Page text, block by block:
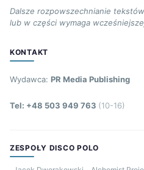
Dalsze rozpowszechnianie
lub w części wymaga
KONTAKT
Wydawca: PR Media Publishing
Tel: +48 503 949 763 (10-16)
ZESPOŁY DISCO POLO